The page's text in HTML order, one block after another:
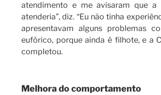
atendimento e me avisaram que a
atenderia”, diz. “Eu não tinha
apresentavam alguns problemas
eufórico, porque ainda é filhote, e a
completou.
Melhora do comportamento